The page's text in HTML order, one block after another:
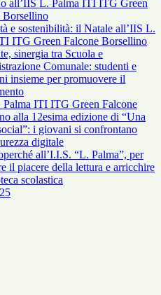
all’IIS L. Palma ITI ITG Green
Borsellino
e sostenibilità: il Natale all’IIS L.
ITG Green Falcone Borsellino
sinergia tra Scuola e
Comunale: studenti e
insieme per promuovere il
Palma ITI ITG Green Falcone
alla 12esima edizione di “Una
i giovani si confrontano
digitale
all’I.I.S. “L. Palma”, per
il piacere della lettura e arricchire
scolastica